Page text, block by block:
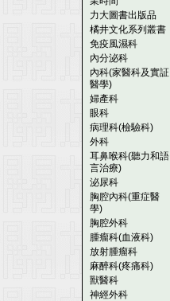
力大圖書出版品
橘井文化系列叢書
免疫風濕科
內分泌科
內科(家醫科及實証
醫學)
婦產科
眼科
病理科(檢驗科)
外科
耳鼻喉科(聽力和語
言治療)
泌尿科
胸腔內科(重症醫
學)
胸腔外科
腫瘤科(血液科)
放射腫瘤科
麻醉科(疼痛科)
獸醫科
神經外科